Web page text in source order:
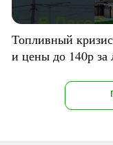
Топливный
и цены до 140р за